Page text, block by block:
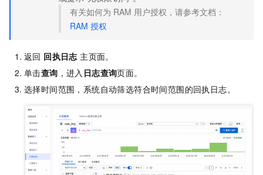
有关如何为 RAM 用户授权，请参考文档：
RAM 授权
返回 回执日志主页面。
单击查询 ，进入 日志查询页面。
选择时间范围，系统自动筛选符合时间范围的回执日志。